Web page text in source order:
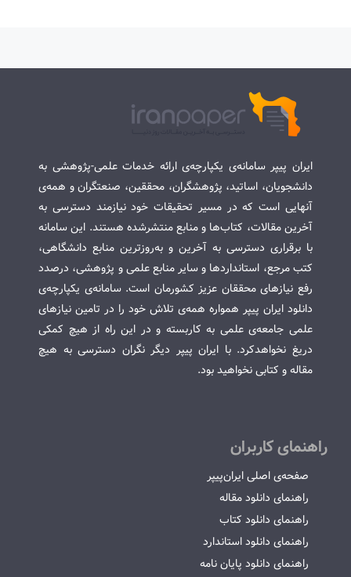
ایران پیپر سامانه‌ی یکپارچه‌ی ارائه خدمات علمی-پژوهشی به
دانشجویان، اساتید، پژوهشگران، محققین، صنعتگران و همه‌ی
آنهایی است که در مسیر تحقیقات خود نیازمند دسترسی به
آخرین مقالات، کتاب‌ها و منابع منتشرشده هستند. این سامانه
با برقراری دسترسی به آخرین و به‌روزترین منابع دانشگاهی،
کتب مرجع، استانداردها و سایر منابع علمی و پژوهشی، درصدد
رفع نیازهای محققان عزیز کشورمان است. سامانه‌ی یکپارچه‌ی
دانلود ایران پیپر همواره همه‌ی تلاش خود را در تامین نیازهای
علمی جامعه‌ی علمی به کاربسته و در این راه از هیچ کمکی
دریغ نخواهدکرد. با ایران پیپر دیگر نگران دسترسی به هیچ
مقاله و کتابی نخواهید بود.
راهنمای کاربران
صفحه‌ی اصلی ایران‌پیپر
راهنمای دانلود مقاله
راهنمای دانلود کتاب
راهنمای دانلود استاندارد
راهنمای دانلود پایان نامه